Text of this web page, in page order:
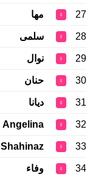
27
♀ مها
28
♀ سلمى
29
♀ نوال
30
♀ حنان
31
♀ ديانا
32
♀
Angelina
33
♀
Shahinaz
34
♀ وفاء